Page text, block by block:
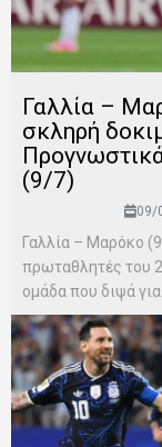
Γαλλία –
σκληρή
(9/7)
09/
Γαλλία – Μαρόκο
πρωταθλητές του
ομάδα που διψά